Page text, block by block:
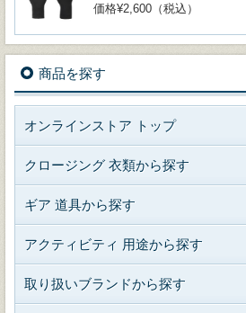
価格¥2,600（税込）
商品を探す
オンラインストア トップ
クロージング 衣類から探す
ギア 道具から探す
アクティビティ 用途から探す
取り扱いブランドから探す